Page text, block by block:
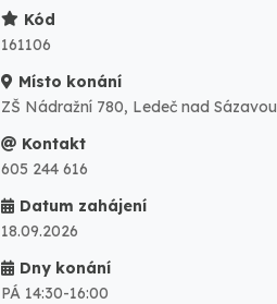
Kód
161106
Místo konání
ZŠ Nádražní 780, Ledeč nad Sázavou
Kontakt
605 244 616
Datum zahájení
18.09.2026
Dny konání
PÁ 14:30-16:00